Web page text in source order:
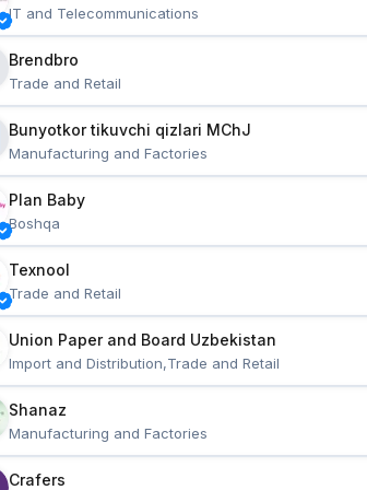
IT and Telecommunications
Brendbro
Trade and Retail
Manufacturing and Factories
Plan Baby
Boshqa
Texnool
Trade and Retail
Union Paper and Board Uzbekistan
Import and Distribution,Trade and Retail
Shanaz
Manufacturing and Factories
Crafers